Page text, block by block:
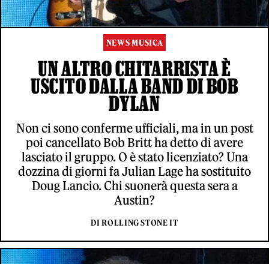
NEWS MUSICA
UN ALTRO CHITARRISTA È
USCITO DALLA BAND DI BOB
DYLAN
Non ci sono conferme ufficiali, ma in un post
poi cancellato Bob Britt ha detto di avere
lasciato il gruppo. O è stato licenziato? Una
dozzina di giorni fa Julian Lage ha sostituito
Doug Lancio. Chi suonerà questa sera a
Austin?
DI ROLLING STONE IT